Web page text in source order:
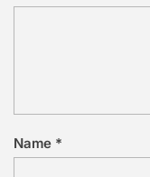
Name *